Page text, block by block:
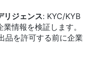
リジェンス: KYC/KYB
情報を検証します。
品を許可する前に企業